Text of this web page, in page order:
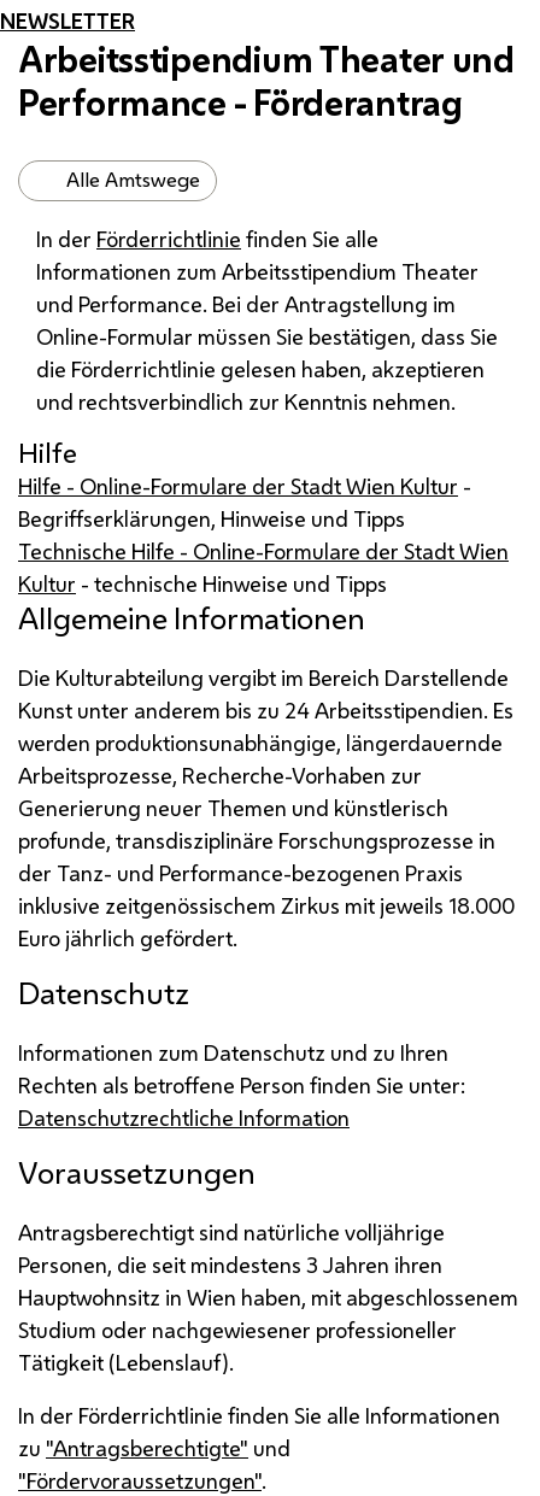
NEWSLETTER
Arbeitsstipendium Theater und
Performance - Förderantrag
Alle Amtswege
In der Förderrichtlinie finden Sie alle
Informationen zum Arbeitsstipendium Theater
und Performance. Bei der Antragstellung im
Online-Formular müssen Sie bestätigen, dass Sie
die Förderrichtlinie gelesen haben, akzeptieren
und rechtsverbindlich zur Kenntnis nehmen.
Hilfe
Hilfe - Online-Formulare der Stadt Wien Kultur -
Begriffserklärungen, Hinweise und Tipps
Technische Hilfe - Online-Formulare der Stadt Wien
Kultur - technische Hinweise und Tipps
Allgemeine Informationen
Die Kulturabteilung vergibt im Bereich Darstellende
Kunst unter anderem bis zu 24 Arbeitsstipendien. Es
werden produktionsunabhängige, längerdauernde
Arbeitsprozesse, Recherche-Vorhaben zur
Generierung neuer Themen und künstlerisch
profunde, transdisziplinäre Forschungsprozesse in
der Tanz- und Performance-bezogenen Praxis
inklusive zeitgenössischem Zirkus mit jeweils 18.000
Euro jährlich gefördert.
Datenschutz
Informationen zum Datenschutz und zu Ihren
Rechten als betroffene Person finden Sie unter:
Datenschutzrechtliche Information
Voraussetzungen
Antragsberechtigt sind natürliche volljährige
Personen, die seit mindestens 3 Jahren ihren
Hauptwohnsitz in Wien haben, mit abgeschlossenem
Studium oder nachgewiesener professioneller
Tätigkeit (Lebenslauf).
In der Förderrichtlinie finden Sie alle Informationen
zu "Antragsberechtigte" und
"Fördervoraussetzungen".